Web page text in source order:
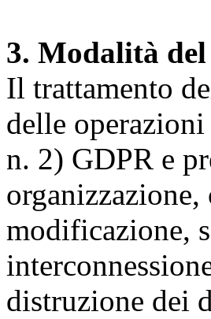
3. Modalità
Il trattamento
delle
n. 2) GDPR e
modificazione,
distruzione dei